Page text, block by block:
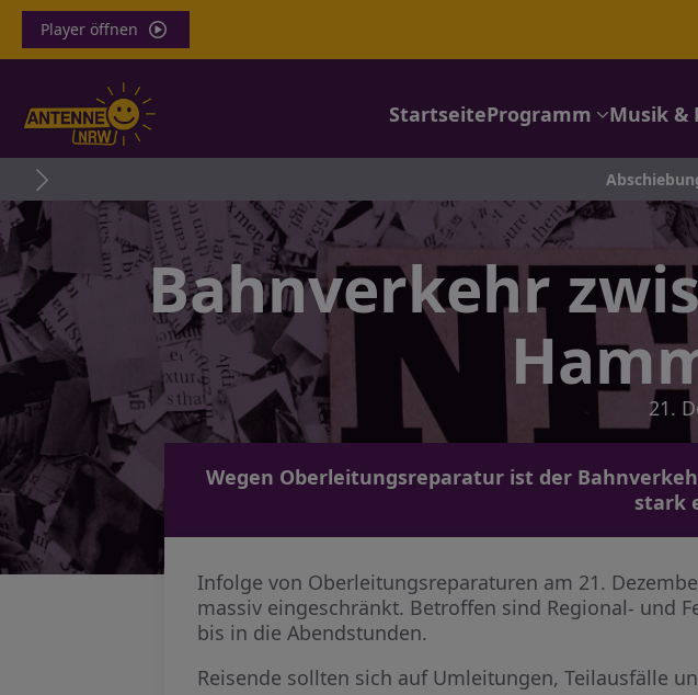
Player öffnen
StartseiteProgramm Musik &
Abschiebungen in Köln:
Bahnverkehr
21.
Wegen Oberleitungsreparatur ist der
stark
Infolge von Oberleitungsreparaturen am 21.
massiv eingeschränkt. Betroffen sind Regional- und
bis in die Abendstunden.
Reisende sollten sich auf Umleitungen, Teilausfälle